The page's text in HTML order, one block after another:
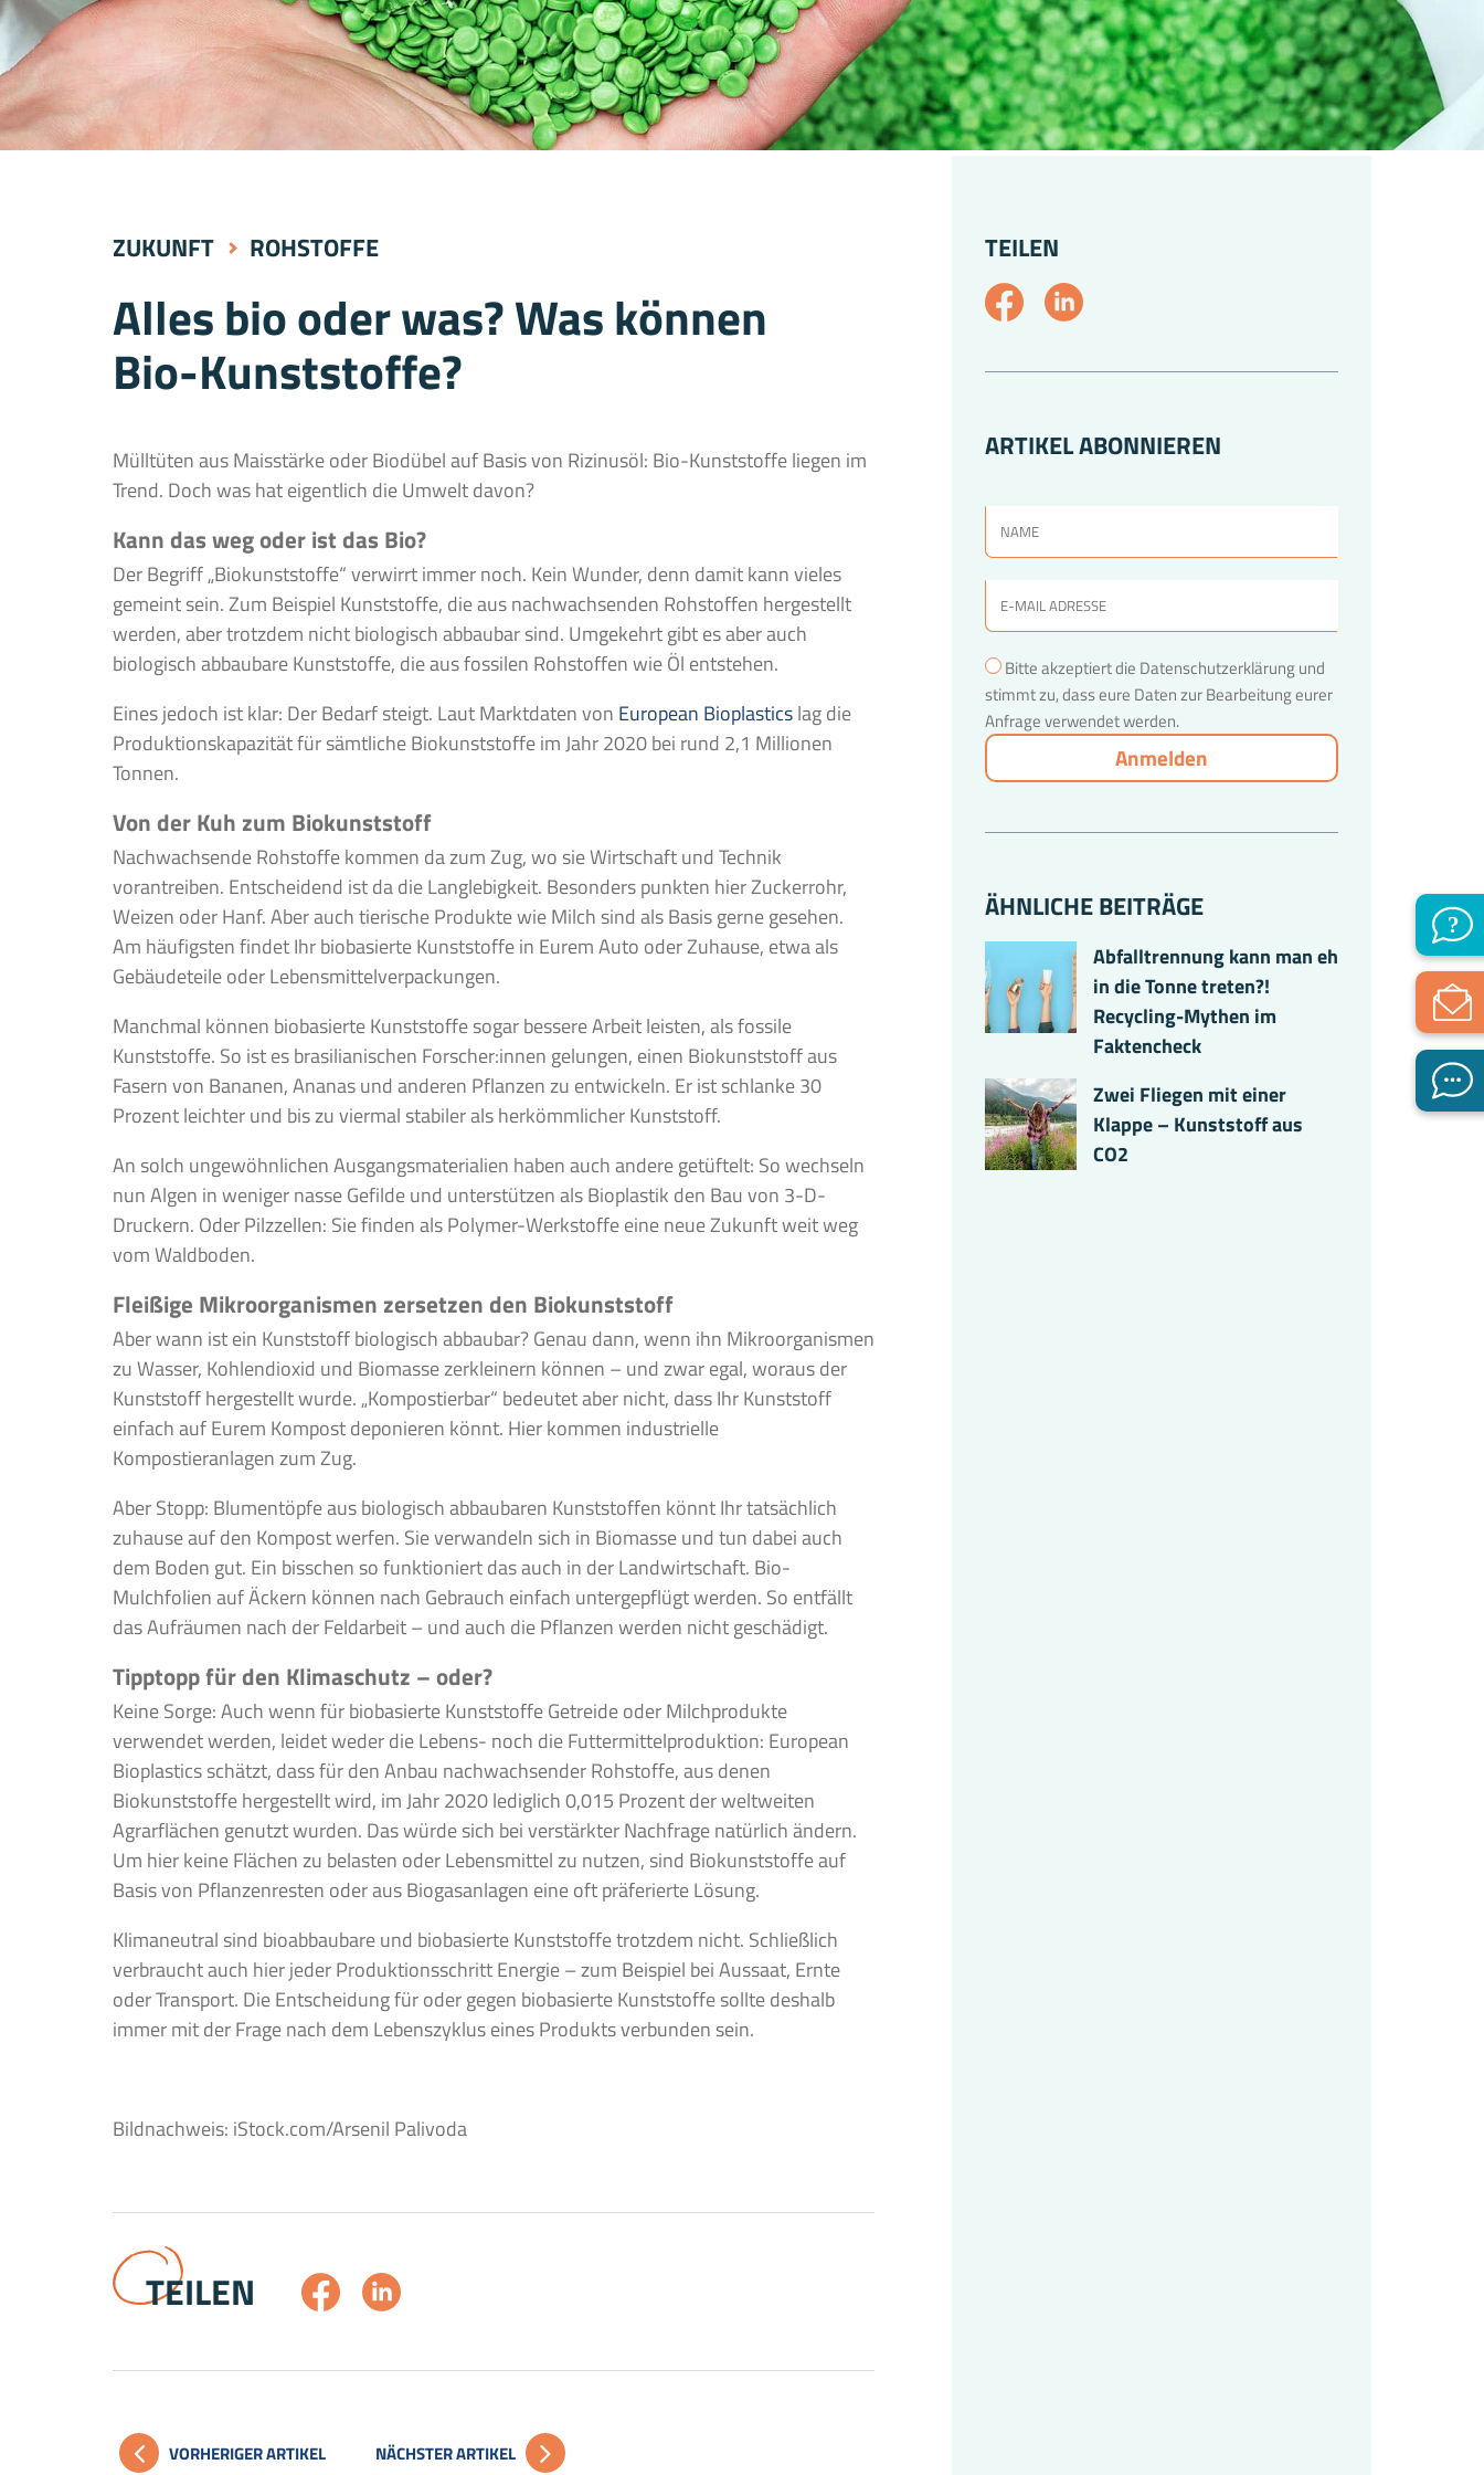
ZUKUNFT ROHSTOFFE
Alles bio oder was? Was können
Bio-Kunststoffe?
Mülltüten aus Maisstärke oder Biodübel auf Basis von Rizinusöl: Bio-Kunststoffe liegen im
Trend. Doch was hat eigentlich die Umwelt davon?
Kann das weg oder ist das Bio?
Der Begriff „Biokunststoffe“ verwirrt immer noch. Kein Wunder, denn damit kann vieles
gemeint sein. Zum Beispiel Kunststoffe, die aus nachwachsenden Rohstoffen hergestellt
werden, aber trotzdem nicht biologisch abbaubar sind. Umgekehrt gibt es aber auch
biologisch abbaubare Kunststoffe, die aus fossilen Rohstoffen wie Öl entstehen.
Eines jedoch ist klar: Der Bedarf steigt. Laut Marktdaten von European Bioplasticslag die
Produktionskapazität für sämtliche Biokunststoffe im Jahr 2020 bei rund 2,1 Millionen
Tonnen.
Von der Kuh zum Biokunststoff
Nachwachsende Rohstoffe kommen da zum Zug, wo sie Wirtschaft und Technik
vorantreiben. Entscheidend ist da die Langlebigkeit. Besonders punkten hier Zuckerrohr,
Weizen oder Hanf. Aber auch tierische Produkte wie Milch sind als Basis gerne gesehen.
Am häufigsten findet Ihr biobasierte Kunststoffe in Eurem Auto oder Zuhause, etwa als
Gebäudeteile oder Lebensmittelverpackungen.
Manchmal können biobasierte Kunststoffe sogar bessere Arbeit leisten, als fossile
Kunststoffe. So ist es brasilianischen Forscher:innen gelungen, einen Biokunststoff aus
Fasern von Bananen, Ananas und anderen Pflanzen zu entwickeln. Er ist schlanke 30
Prozent leichter und bis zu viermal stabiler als herkömmlicher Kunststoff.
An solch ungewöhnlichen Ausgangsmaterialien haben auch andere getüftelt: So wechseln
nun Algen in weniger nasse Gefilde und unterstützen als Bioplastik den Bau von 3-D-
Druckern. Oder Pilzzellen: Sie finden als Polymer-Werkstoffe eine neue Zukunft weit weg
vom Waldboden.
Fleißige Mikroorganismen zersetzen den Biokunststoff
Aber wann ist ein Kunststoff biologisch abbaubar? Genau dann, wenn ihn Mikroorganismen
zu Wasser, Kohlendioxid und Biomasse zerkleinern können – und zwar egal, woraus der
Kunststoff hergestellt wurde. „Kompostierbar“ bedeutet aber nicht, dass Ihr Kunststoff
einfach auf Eurem Kompost deponieren könnt. Hier kommen industrielle
Kompostieranlagen zum Zug.
Aber Stopp: Blumentöpfe aus biologisch abbaubaren Kunststoffen könnt Ihr tatsächlich
zuhause auf den Kompost werfen. Sie verwandeln sich in Biomasse und tun dabei auch
dem Boden gut. Ein bisschen so funktioniert das auch in der Landwirtschaft. Bio-
Mulchfolien auf Äckern können nach Gebrauch einfach untergepflügt werden. So entfällt
das Aufräumen nach der Feldarbeit – und auch die Pflanzen werden nicht geschädigt.
Tipptopp für den Klimaschutz – oder?
Keine Sorge: Auch wenn für biobasierte Kunststoffe Getreide oder Milchprodukte
verwendet werden, leidet weder die Lebens- noch die Futtermittelproduktion: European
Bioplastics schätzt, dass für den Anbau nachwachsender Rohstoffe, aus denen
Biokunststoffe hergestellt wird, im Jahr 2020 lediglich 0,015 Prozent der weltweiten
Agrarflächen genutzt wurden. Das würde sich bei verstärkter Nachfrage natürlich ändern.
Um hier keine Flächen zu belasten oder Lebensmittel zu nutzen, sind Biokunststoffe auf
Basis von Pflanzenresten oder aus Biogasanlagen eine oft präferierte Lösung.
Klimaneutral sind bioabbaubare und biobasierte Kunststoffe trotzdem nicht. Schließlich
verbraucht auch hier jeder Produktionsschritt Energie – zum Beispiel bei Aussaat, Ernte
oder Transport. Die Entscheidung für oder gegen biobasierte Kunststoffe sollte deshalb
immer mit der Frage nach dem Lebenszyklus eines Produkts verbunden sein.
Bildnachweis: iStock.com/Arsenil Palivoda
TEILEN
VORHERIGER ARTIKEL NÄCHSTER ARTIKEL
TEILEN
ARTIKEL ABONNIEREN
Bitte akzeptiert die Datenschutzerklärung und
stimmt zu, dass eure Daten zur Bearbeitung eurer
Anfrage verwendet werden.
ÄHNLICHE BEITRÄGE
Abfalltrennung kann man eh
in die Tonne treten?!
Recycling-Mythen im
Faktencheck
Zwei Fliegen mit einer
Klappe – Kunststoff aus
CO2